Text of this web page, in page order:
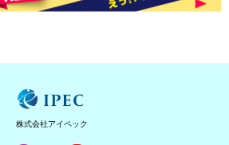
株式会社アイペック